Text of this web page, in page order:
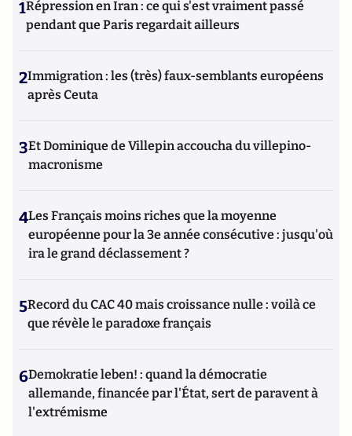
1Répression en Iran : ce qui s'est vraiment passé
pendant que Paris regardait ailleurs
2Immigration : les (très) faux-semblants européens
après Ceuta
3Et Dominique de Villepin accoucha du villepino-
macronisme
4Les Français moins riches que la moyenne
européenne pour la 3e année consécutive : jusqu'où
ira le grand déclassement ?
5Record du CAC 40 mais croissance nulle : voilà ce
que révèle le paradoxe français
6Demokratie leben! : quand la démocratie
allemande, financée par l'État, sert de paravent à
l'extrémisme